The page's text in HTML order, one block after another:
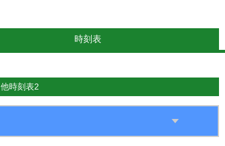
時刻表
他時刻表2